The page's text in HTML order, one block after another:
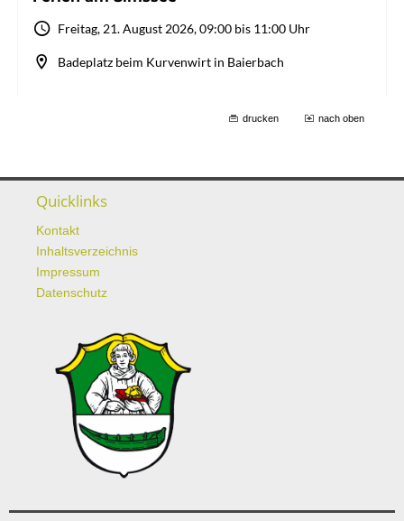
drucken nach oben
Quicklinks
Kontakt
Inhaltsverzeichnis
Impressum
Datenschutz